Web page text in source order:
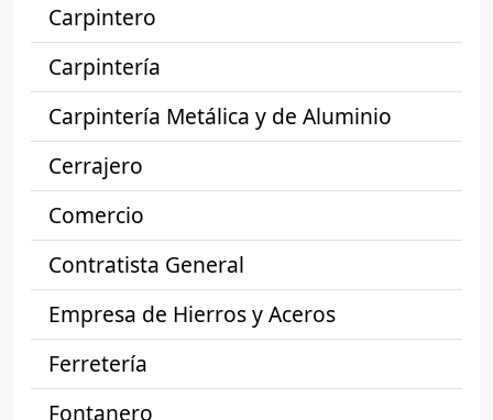
Carpintero
Carpintería
Carpintería Metálica y de Aluminio
Cerrajero
Comercio
Contratista General
Empresa de Hierros y Aceros
Ferretería
Fontanero